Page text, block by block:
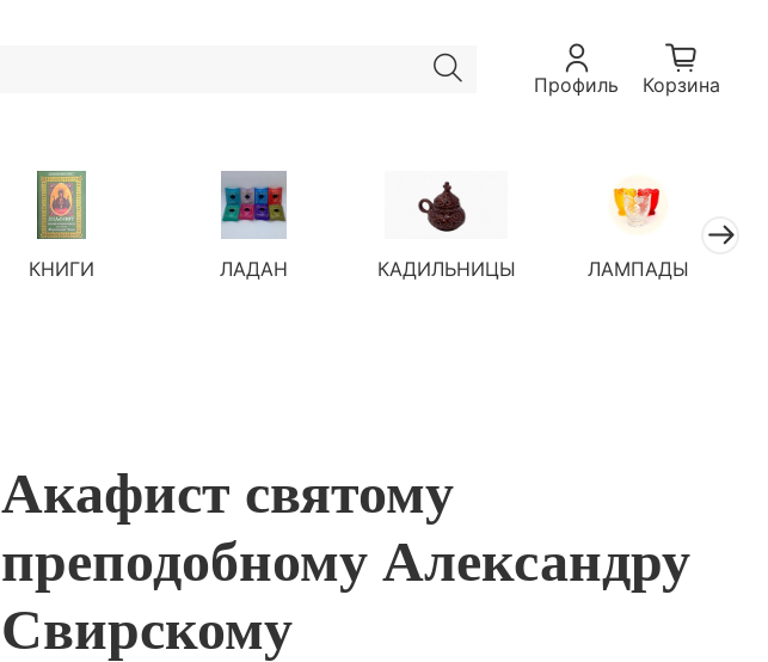
Профиль Корзина
КНИГИ ЛАДАН КАДИЛЬНИЦЫ ЛАМПАДЫ
Акафист святому
преподобному Александру
Свирскому